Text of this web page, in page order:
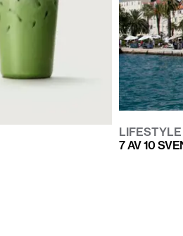
LIFESTYLE
7 AV 10